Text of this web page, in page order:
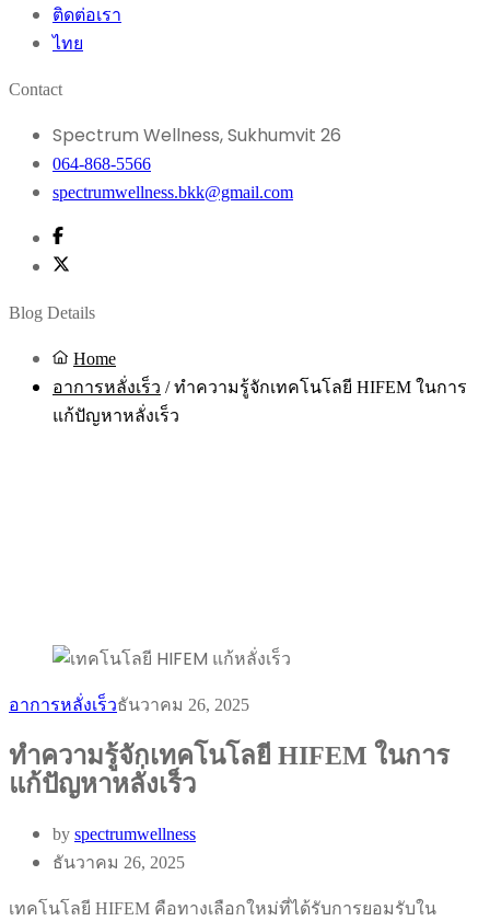
ติดต่อเรา
ไทย
Contact
Spectrum Wellness, Sukhumvit 26
064-868-5566
spectrumwellness.bkk@gmail.com
Blog Details
Home
อาการหลั่งเร็ว / ทำความรู้จักเทคโนโลยี HIFEM ในการ
แก้ปัญหาหลั่งเร็ว
อาการหลั่งเร็วธันวาคม 26, 2025
ทำความรู้จักเทคโนโลยี HIFEM ในการ
แก้ปัญหาหลั่งเร็ว
by spectrumwellness
ธันวาคม 26, 2025
เทคโนโลยี HIFEM คือทางเลือกใหม่ที่ได้รับการยอมรับใน